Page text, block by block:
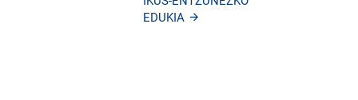
EDUKIA